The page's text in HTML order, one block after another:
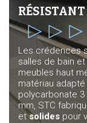
Les crédences
salles de bain
meubles haut
matériau
polycarbonate
mm, STC
etsolides pour